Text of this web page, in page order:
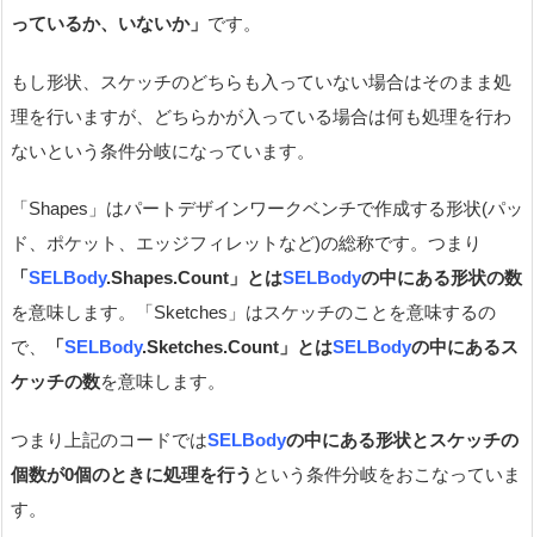
っているか、いないか」 です。
もし形状、スケッチのどちらも入っていない場合はそのまま処
理を行いますが、どちらかが入っている場合は何も処理を行わ
ないという条件分岐になっています。
「Shapes」はパートデザインワークベンチで作成する形状(パッ
ド、ポケット、エッジフィレットなど)の総称です。つまり
「 SELBody.Shapes.Count」とはSELBodyの中にある形状の数
を意味します。「Sketches」はスケッチのことを意味するの
で、
「 SELBody.Sketches.Count」とはSELBodyの中にあるス
ケッチの数を意味します。
つまり上記のコードではSELBodyの中にある形状とスケッチの
個数が0個のときに処理を行う という条件分岐をおこなっていま
す。